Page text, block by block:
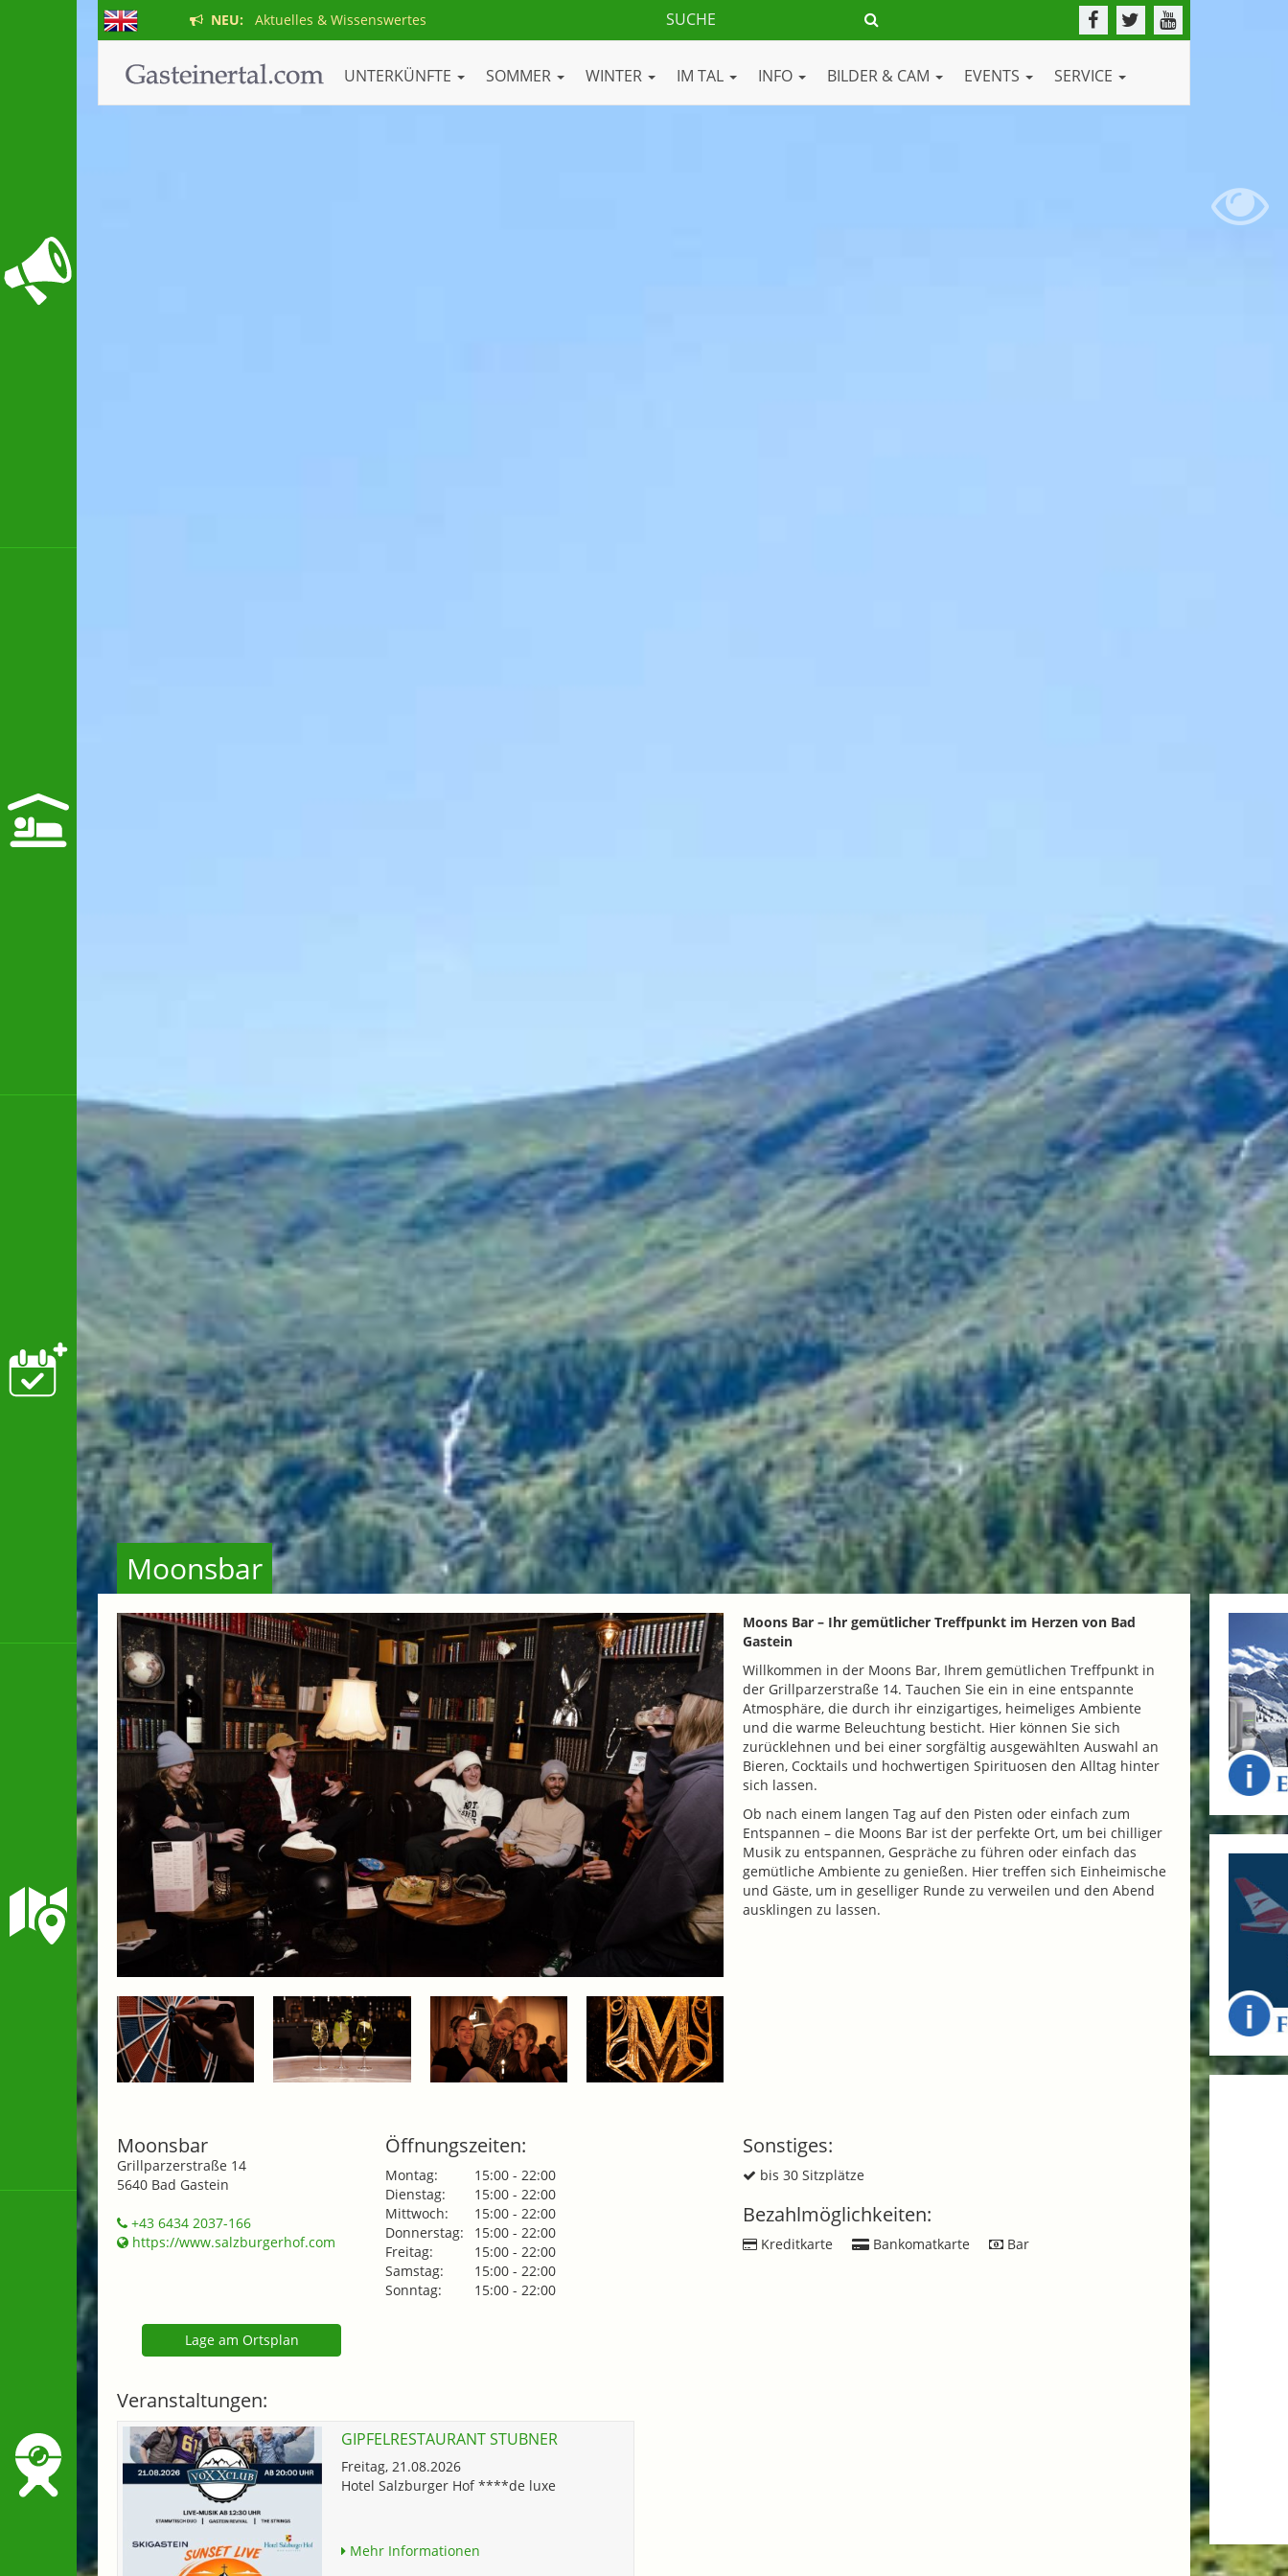
NEU: Aktuelles & Wissenswertes
UNTERKÜNFTE SOMMER WINTER IM TAL INFO BILDER & CAM EVENTS SERVICE
Moonsbar
Moons Bar – Ihr gemütlicher Treffpunkt im Herzen von Bad
Gastein
Willkommen in der Moons Bar, Ihrem gemütlichen Treffpunkt in
der Grillparzerstraße 14. Tauchen Sie ein in eine entspannte
Atmosphäre, die durch ihr einzigartiges, heimeliges Ambiente
und die warme Beleuchtung besticht. Hier können Sie sich
zurücklehnen und bei einer sorgfältig ausgewählten Auswahl an
Bieren, Cocktails und hochwertigen Spirituosen den Alltag hinter
sich lassen.
Ob nach einem langen Tag auf den Pisten oder einfach zum
Entspannen – die Moons Bar ist der perfekte Ort, um bei chilliger
Musik zu entspannen, Gespräche zu führen oder einfach das
gemütliche Ambiente zu genießen. Hier treffen sich Einheimische
und Gäste, um in geselliger Runde zu verweilen und den Abend
ausklingen zu lassen.
Moonsbar
Grillparzerstraße 14
5640 Bad Gastein
+43 6434 2037-166
https://www.salzburgerhof.com
Öffnungszeiten:
Montag:
15:00 - 22:00
Dienstag:
15:00 - 22:00
Mittwoch:
15:00 - 22:00
Donnerstag:
15:00 - 22:00
Freitag:
15:00 - 22:00
Samstag:
15:00 - 22:00
Sonntag:
15:00 - 22:00
Sonstiges:
bis 30 Sitzplätze
Bezahlmöglichkeiten:
Kreditkarte Bankomatkarte Bar
Lage am Ortsplan
Veranstaltungen:
GIPFELRESTAURANT STUBNER
Freitag, 21.08.2026
Hotel Salzburger Hof ****de luxe
Mehr Informationen